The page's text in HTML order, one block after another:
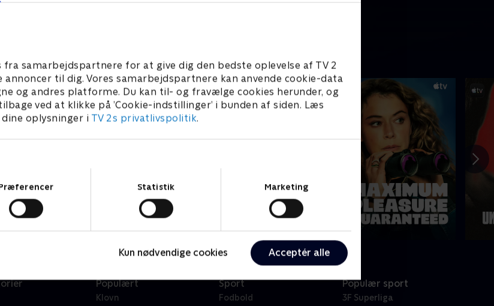
fra samarbejdspartnere for at give dig den bedste oplevelse af TV 2
til dig. Vores samarbejdspartnere kan anvende cookie-data
og andres platforme. Du kan til- og fravælge cookies herunder, og
ved at klikke på ’Cookie-indstillinger’ i bunden af siden. Læs
oplysninger i TV 2s privatlivspolitik.
Statistik Marketing
Kun nødvendige cookies Acceptér alle
Populært
Klovn
Sport
Fodbold
Populær sport
3F Superliga